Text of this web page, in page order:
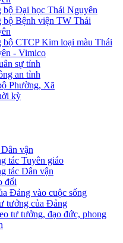
bộ Đại học Thái Nguyên
bộ Bệnh viện TW Thái
bộ CTCP Kim loại màu Thái
- Vimico
sự tỉnh
an tỉnh
Phường, Xã
kỳ
vận
tác Tuyên giáo
tác Dân vận
đổi
Đảng vào cuộc sống
tưởng của Đảng
tư tưởng, đạo đức, phong